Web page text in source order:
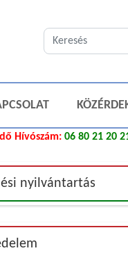
Hívószám: 06 80 21 20
nyilvántartás